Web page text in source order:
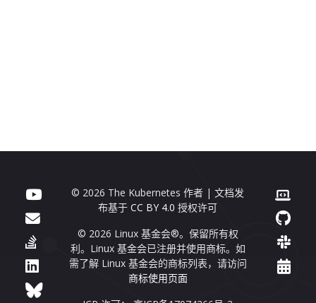
© 2026 The Kubernetes 作者 | 文档发
布基于CC BY 4.0 授权许可
© 2026 Linux 基金会®。保留所有权
利。Linux 基金会已注册并使用商标。如
需了解 Linux 基金会的商标列表，请访问
商标使用页面